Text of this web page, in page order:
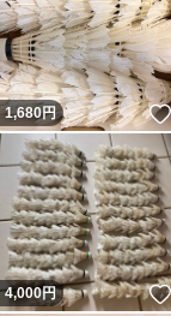
1,680円
4,000円